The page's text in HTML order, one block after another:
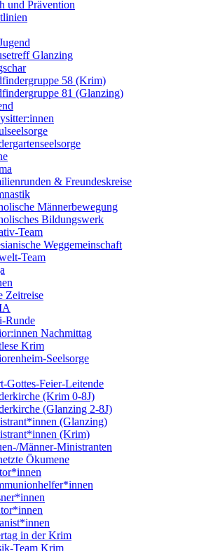
und Prävention
Glanzing
58 (Krim)
81 (Glanzing)
& Freundeskreise
Männerbewegung
Bildungswerk
Team
Weggemeinschaft
Team
Zeitreise
Runde
Nachmittag
Krim
Seelsorge
Gottes-Feier-Leitende
(Krim 0-8J)
(Glanzing 2-8J)
(Glanzing)
(Krim)
Männer-Ministranten
Ökumene
in der Krim
Team Krim